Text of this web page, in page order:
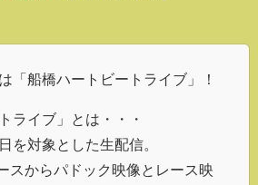
「船橋ハートビートライブ」！
ライブ」とは・・・
を対象とした生配信。
スからパドック映像とレース映